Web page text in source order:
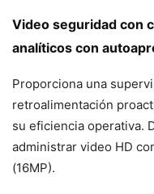
Video seguridad con
analíticos con
Proporciona una
retroalimentación
su eficiencia operativa.
administrar video HD
(16MP).